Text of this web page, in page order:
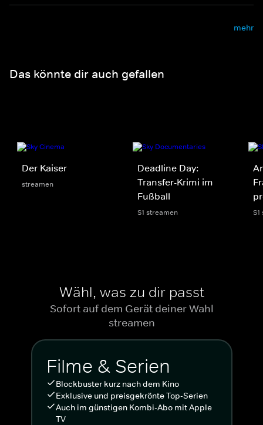
mehr
Das könnte dir auch gefallen
Der Kaiser
streamen
Deadline Day:
Transfer-Krimi im
Fußball
S1 streamen
Wähl, was zu dir passt
Sofort auf dem Gerät deiner Wahl
streamen
Filme & Serien
Blockbuster kurz nach dem Kino
Exklusive und preisgekrönte Top-Serien
Auch im günstigen Kombi-Abo mit Apple
TV